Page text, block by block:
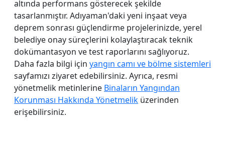
altında performans gösterecek şekilde
tasarlanmıştır. Adıyaman'daki yeni inşaat veya
deprem sonrası güçlendirme projelerinizde, yerel
belediye onay süreçlerini kolaylaştıracak teknik
dokümantasyon ve test raporlarını sağlıyoruz.
Daha fazla bilgi için yangın camı ve bölme sistemleri
sayfamızı ziyaret edebilirsiniz. Ayrıca, resmi
yönetmelik metinlerine Binaların Yangından
Korunması Hakkında Yönetmelik üzerinden
erişebilirsiniz.